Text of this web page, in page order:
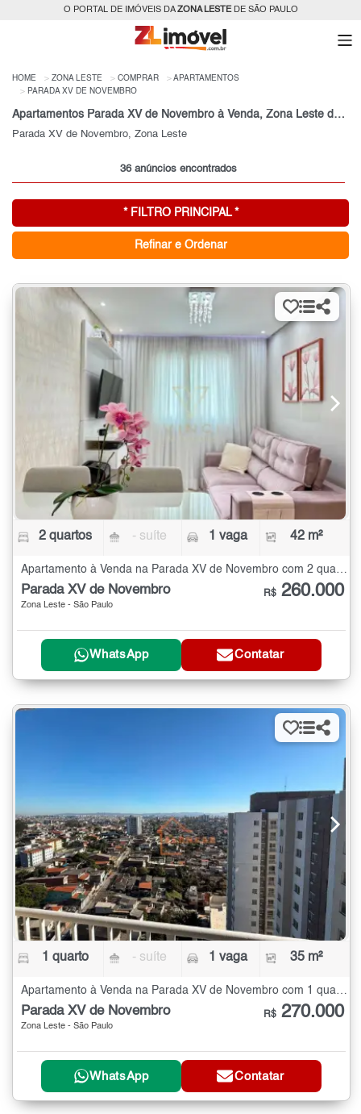
O PORTAL DE IMÓVEIS DAZONA LESTEDE SÃO PAULO
HOME ZONA LESTE COMPRAR
APARTAMENTOS
PARADA XV DE NOVEMBRO
Apartamentos Parada XV de Novembro à Venda, Zona Leste de São Paulo, SP
Parada XV de Novembro, Zona Leste
36 anúncios encontrados
* FILTRO PRINCIPAL *
Refinar e Ordenar
2 quartos - suíte 1 vaga 42 m²
Parada XV de Novembro
Zona Leste - São Paulo
R$ 260.000
WhatsApp Contatar
1 quarto - suíte 1 vaga 35 m²
Parada XV de Novembro
Zona Leste - São Paulo
R$ 270.000
WhatsApp Contatar